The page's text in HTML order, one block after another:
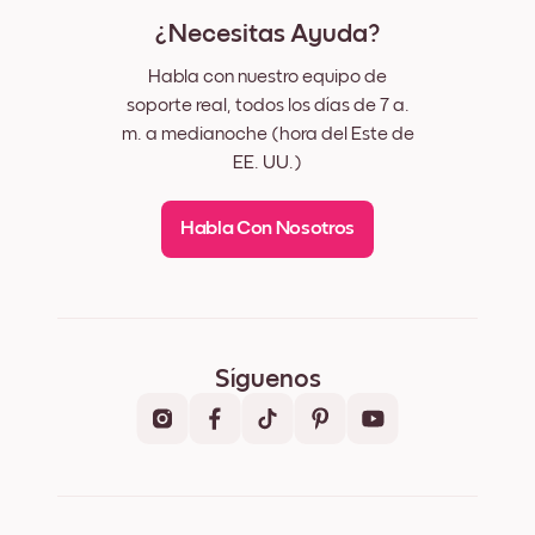
¿Necesitas Ayuda?
Habla con nuestro equipo de
soporte real, todos los días de 7 a.
m. a medianoche (hora del Este de
EE. UU.)
Habla Con Nosotros
Síguenos